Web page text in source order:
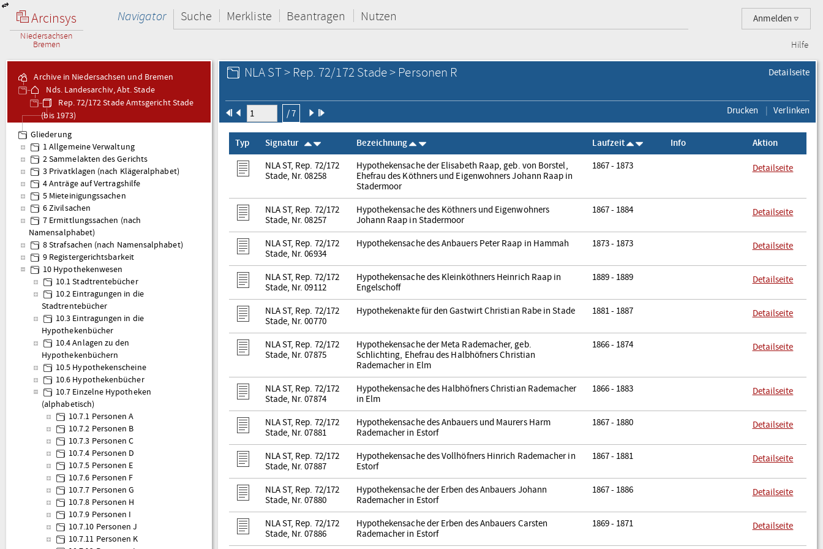
Arcinsys
Niedersachsen
Bremen
Anmelden
Navigator Suche Merkliste Beantragen Nutzen
Hilfe
Archive in Niedersachsen und Bremen
Nds. Landesarchiv, Abt. Stade
Rep. 72/172 Stade Amtsgericht Stade
(bis 1973)
Gliederung
1 Allgemeine Verwaltung
2 Sammelakten des Gerichts
3 Privatklagen (nach Klägeralphabet)
4 Anträge auf Vertragshilfe
5 Mieteinigungssachen
6 Zivilsachen
7 Ermittlungssachen (nach
Namensalphabet)
8 Strafsachen (nach Namensalphabet)
9 Registergerichtsbarkeit
10 Hypothekenwesen
10.1 Stadtrentebücher
10.2 Eintragungen in die
Stadtrentebücher
10.3 Eintragungen in die
Hypothekenbücher
10.4 Anlagen zu den
Hypothekenbüchern
10.5 Hypothekenscheine
10.6 Hypothekenbücher
10.7 Einzelne Hypotheken
(alphabetisch)
10.7.1 Personen A
10.7.2 Personen B
10.7.3 Personen C
10.7.4 Personen D
10.7.5 Personen E
10.7.6 Personen F
10.7.7 Personen G
10.7.8 Personen H
10.7.9 Personen I
10.7.10 Personen J
10.7.11 Personen K
Detailseite
NLA ST > Rep. 72/172 Stade > Personen R
/ 7 Drucken Verlinken
Typ Signatur Bezeichnung Laufzeit Info Aktion
NLA ST, Rep. 72/172
Stade, Nr. 08258
Hypothekensache der Elisabeth Raap, geb. von Borstel,
Ehefrau des Köthners und Eigenwohners Johann Raap in
Stadermoor
1867 - 1873 Detailseite
NLA ST, Rep. 72/172
Stade, Nr. 08257
Hypothekensache des Köthners und Eigenwohners
Johann Raap in Stadermoor
1867 - 1884 Detailseite
NLA ST, Rep. 72/172
Stade, Nr. 06934
Hypothekensache des Anbauers Peter Raap in Hammah 1873 - 1873 Detailseite
NLA ST, Rep. 72/172
Stade, Nr. 09112
Hypothekensache des Kleinköthners Heinrich Raap in
Engelschoff
1889 - 1889 Detailseite
NLA ST, Rep. 72/172
Stade, Nr. 00770
Hypothekenakte für den Gastwirt Christian Rabe in Stade 1881 - 1887 Detailseite
NLA ST, Rep. 72/172
Stade, Nr. 07875
Hypothekensache der Meta Rademacher, geb.
Schlichting, Ehefrau des Halbhöfners Christian
Rademacher in Elm
1866 - 1874 Detailseite
NLA ST, Rep. 72/172
Stade, Nr. 07874
Hypothekensache des Halbhöfners Christian Rademacher
in Elm
1866 - 1883 Detailseite
NLA ST, Rep. 72/172
Stade, Nr. 07881
Hypothekensache des Anbauers und Maurers Harm
Rademacher in Estorf
1867 - 1880 Detailseite
NLA ST, Rep. 72/172
Stade, Nr. 07887
Hypothekensache des Vollhöfners Hinrich Rademacher in
Estorf
1867 - 1881 Detailseite
NLA ST, Rep. 72/172
Stade, Nr. 07880
Hypothekensache der Erben des Anbauers Johann
Rademacher in Estorf
1867 - 1886 Detailseite
NLA ST, Rep. 72/172
Stade, Nr. 07886
Hypothekensache der Erben des Anbauers Carsten
Rademacher in Estorf
1869 - 1871 Detailseite